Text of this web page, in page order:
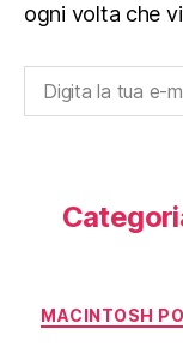
ogni volta che
Digita la tua e-mail...
MACINTOSH